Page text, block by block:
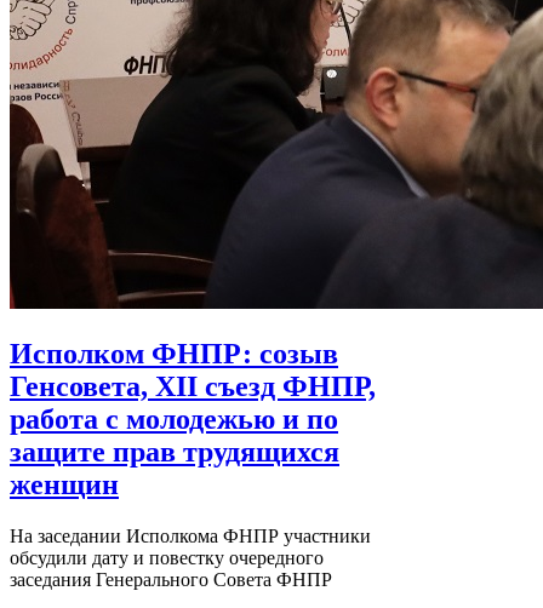
Исполком ФНПР: созыв
Генсовета, XII съезд ФНПР,
работа с молодежью и по
защите прав трудящихся
женщин
На заседании Исполкома ФНПР участники
обсудили дату и повестку очередного
заседания Генерального Совета ФНПР